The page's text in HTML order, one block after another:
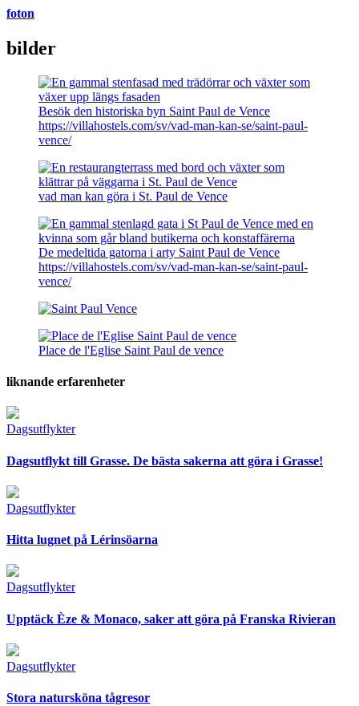
foton
bilder
Besök den historiska byn Saint Paul de Vence
https://villahostels.com/sv/vad-man-kan-se/saint-paul-
vence/
vad man kan göra i St. Paul de Vence
De medeltida gatorna i arty Saint Paul de Vence
https://villahostels.com/sv/vad-man-kan-se/saint-paul-
vence/
Place de l'Eglise Saint Paul de vence
liknande erfarenheter
Dagsutflykter
Dagsutflykt till Grasse. De bästa sakerna att göra i Grasse!
Dagsutflykter
Hitta lugnet på Lérinsöarna
Dagsutflykter
Upptäck Èze & Monaco, saker att göra på Franska Rivieran
Dagsutflykter
Stora natursköna tågresor